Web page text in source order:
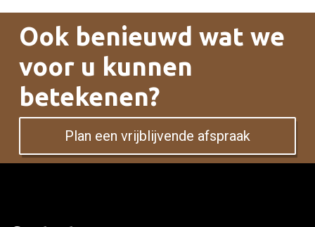
Ook benieuwd wat we
voor u kunnen
betekenen?
Plan een vrijblijvende afspraak